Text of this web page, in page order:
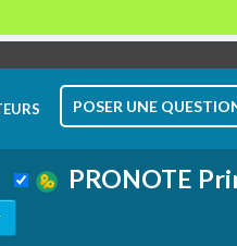
POSER UNE
PRONOTE